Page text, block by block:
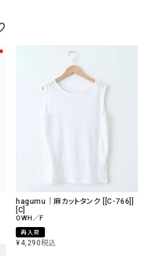
hagumu｜麻カットタンク [[C-766]]
[C]
OWH／F
再入荷
¥4,290税込